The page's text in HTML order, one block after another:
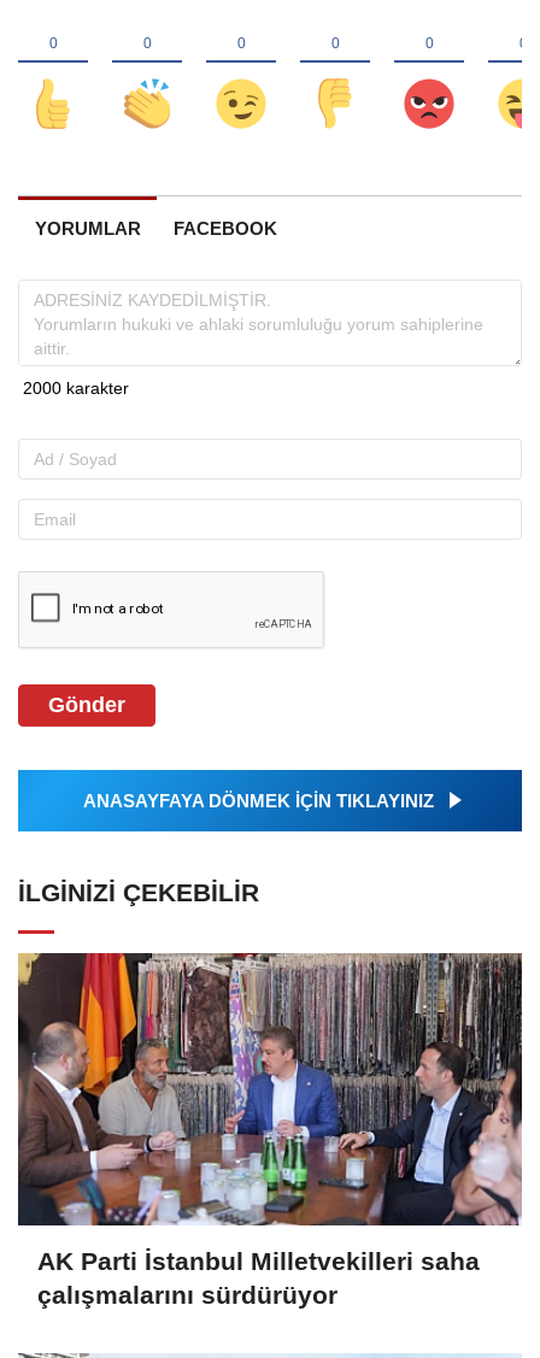
YORUMLAR FACEBOOK
Gönder
ANASAYFAYA DÖNMEK İÇİN TIKLAYINIZ
İLGINIZI ÇEKEBILIR
AK Parti İstanbul Milletvekilleri saha
çalışmalarını sürdürüyor